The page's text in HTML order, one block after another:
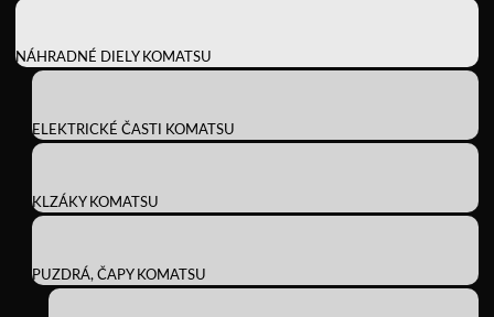
NÁHRADNÉ DIELY KOMATSU
ELEKTRICKÉ ČASTI KOMATSU
KLZÁKY KOMATSU
PUZDRÁ, ČAPY KOMATSU